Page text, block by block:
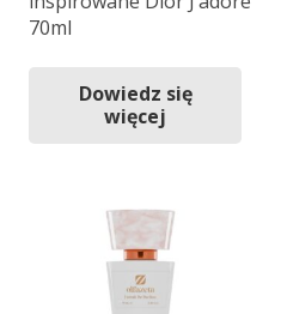
70ml
Dowiedz się
więcej